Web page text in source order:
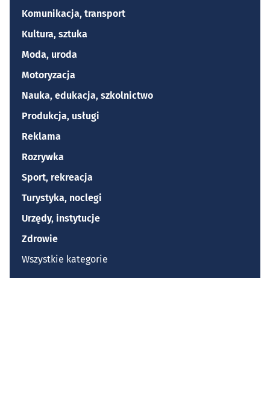
Komunikacja, transport
Kultura, sztuka
Moda, uroda
Motoryzacja
Nauka, edukacja, szkolnictwo
Produkcja, usługi
Reklama
Rozrywka
Sport, rekreacja
Turystyka, noclegi
Urzędy, instytucje
Zdrowie
Wszystkie kategorie